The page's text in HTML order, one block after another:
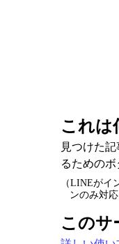
これは
見つけた
るためのボ
（LINEがイ
ンのみ対応
このサ